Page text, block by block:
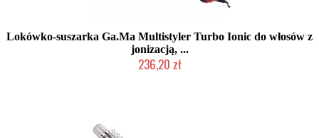
Lokówko-suszarka Ga.Ma Multistyler Turbo Ionic do włosów z
jonizacją, ...
236,20 zł